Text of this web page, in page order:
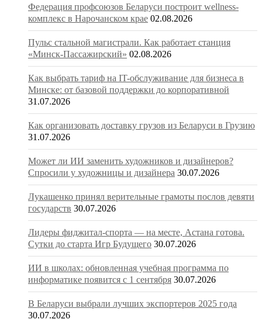
Федерация профсоюзов Беларуси построит wellness-
комплекс в Нарочанском крае 02.08.2026
Пульс стальной магистрали. Как работает станция
«Минск-Пассажирский» 02.08.2026
Как выбрать тариф на IT-обслуживание для бизнеса в
Минске: от базовой поддержки до корпоративной
31.07.2026
Как организовать доставку грузов из Беларуси в Грузию
31.07.2026
Может ли ИИ заменить художников и дизайнеров?
Спросили у художницы и дизайнера 30.07.2026
Лукашенко принял верительные грамоты послов девяти
государств 30.07.2026
Лидеры фиджитал-спорта — на месте, Астана готова.
Сутки до старта Игр Будущего 30.07.2026
ИИ в школах: обновленная учебная программа по
информатике появится с 1 сентября 30.07.2026
В Беларуси выбрали лучших экспортеров 2025 года
30.07.2026